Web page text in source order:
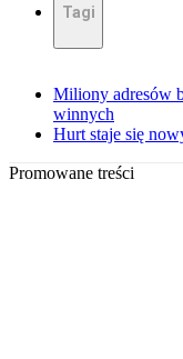
Tagi
Miliony adresów
winnych
Hurt staje się
Promowane treści